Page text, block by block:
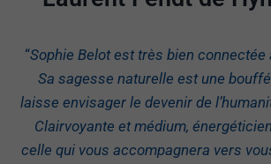
“Sophie Belot est très bien connectée
Sa sagesse naturelle est une
laisse envisager le devenir de
Clairvoyante et médium,
celle qui vous accompagnera vers